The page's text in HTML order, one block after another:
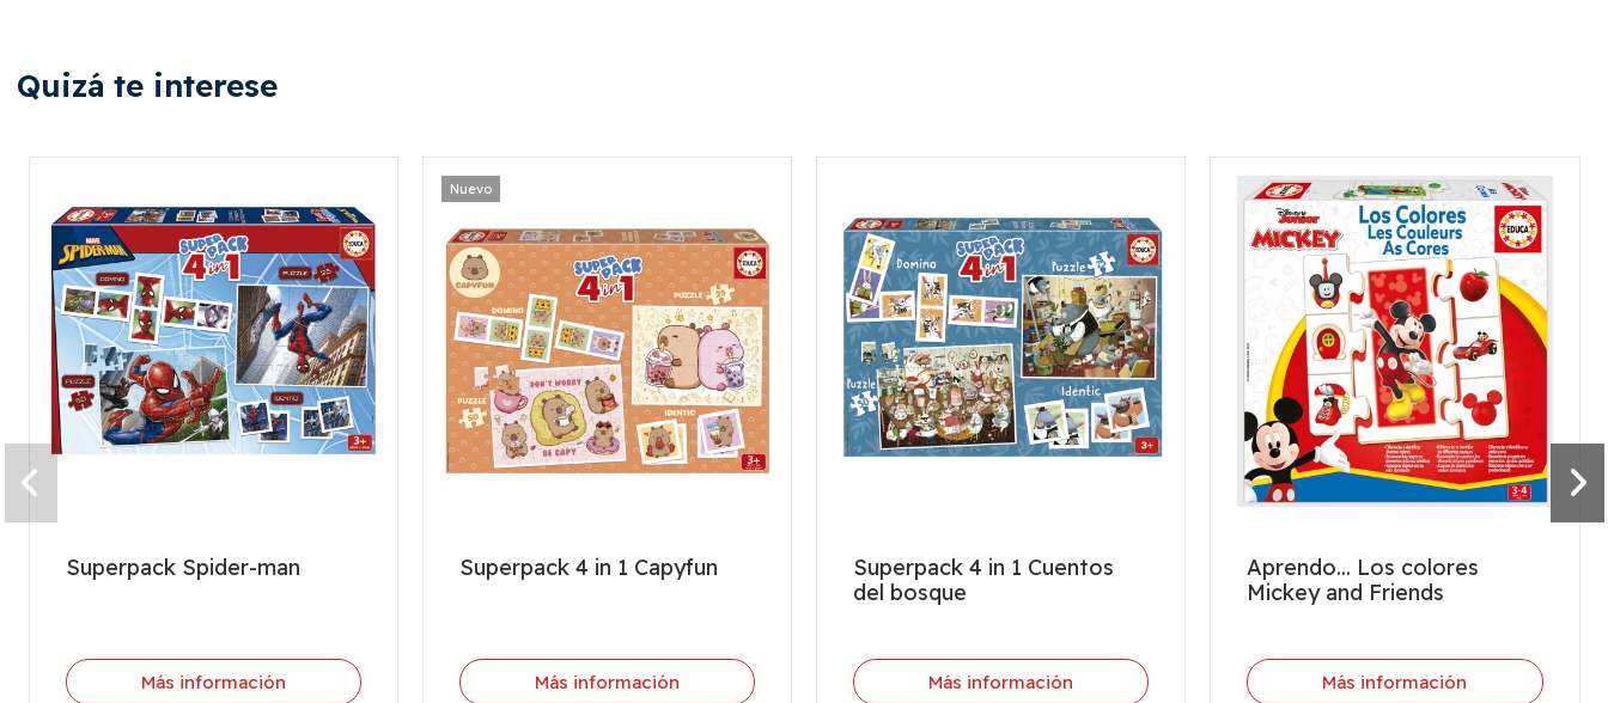
Quizá te interese
Superpack Spider-man
Más información
Nuevo
Superpack 4 in 1 Capyfun
Más información
Superpack 4 in 1 Cuentos
del bosque
Más información
Aprendo... Los colores
Mickey and Friends
Más información